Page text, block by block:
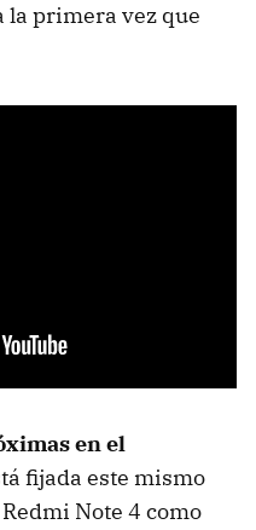
la primera vez que
en el
fijada este mismo
Note 4 como